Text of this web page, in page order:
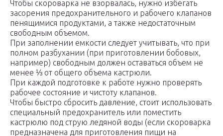
Чтобы скороварка не взорвалась, нужно избегать
засорения предохранительного и рабочего клапанов
пенящимися продуктами, а также недостаточным
свободным объемом.
При заполнении емкости следует учитывать, что при
полном разбухании (при приготовлении бобовых,
например) свободным должен оставаться объем не
менее ⅓ от общего объема кастрюли.
При каждой подготовке к работе нужно проверять
рабочее состояние и чистоту клапанов.
Чтобы быстро сбросить давление, стоит использовать
специальный предохранитель или поместить
кастрюлю под струю ледяной воды (если скороварка
предназначена для приготовления пищи на